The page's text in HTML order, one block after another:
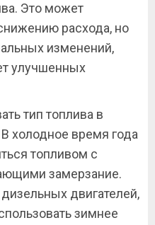
Это может
расхода, но
изменений,
улучшенных
тип топлива в
холодное время года
топливом с
замерзание.
двигателей,
зимнее